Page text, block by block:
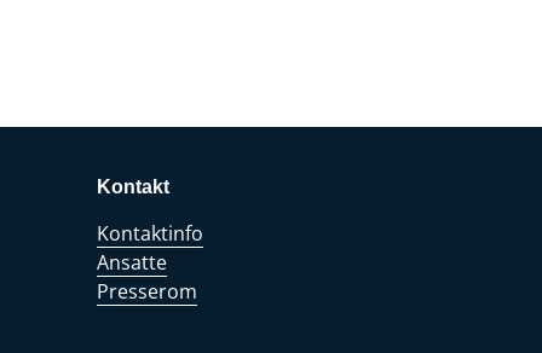
Kontakt
Kontaktinfo
Ansatte
Presserom